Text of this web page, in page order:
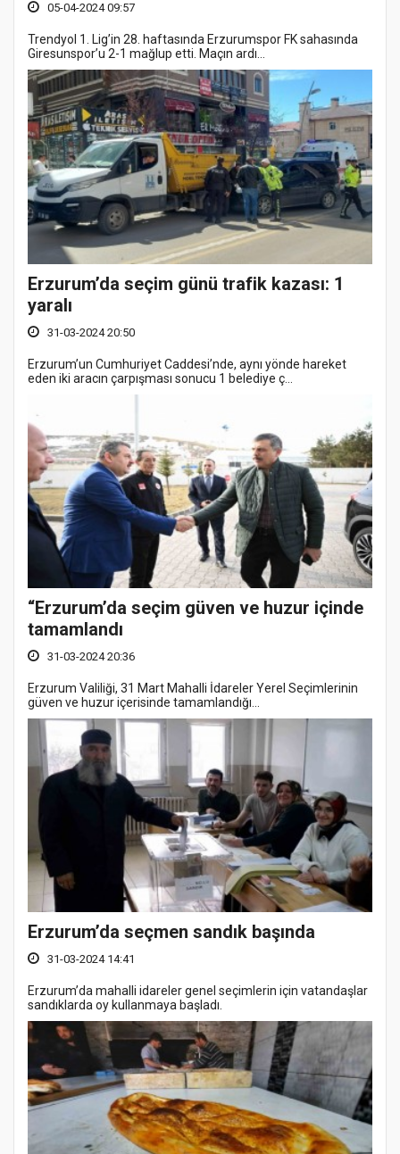
05-04-2024 09:57
Trendyol 1. Lig’in 28. haftasında Erzurumspor FK sahasında
Giresunspor’u 2-1 mağlup etti. Maçın ardı...
Erzurum’da seçim günü trafik kazası: 1
yaralı
31-03-2024 20:50
Erzurum’un Cumhuriyet Caddesi’nde, aynı yönde hareket
eden iki aracın çarpışması sonucu 1 belediye ç...
“Erzurum’da seçim güven ve huzur içinde
tamamlandı
31-03-2024 20:36
Erzurum Valiliği, 31 Mart Mahalli İdareler Yerel Seçimlerinin
güven ve huzur içerisinde tamamlandığı...
Erzurum’da seçmen sandık başında
31-03-2024 14:41
Erzurum’da mahalli idareler genel seçimlerin için vatandaşlar
sandıklarda oy kullanmaya başladı.